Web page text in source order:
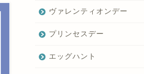
ヴァレンティオンデー
プリンセスデー
エッグハント